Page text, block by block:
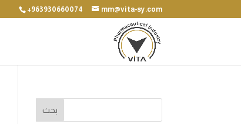
+963930660074 mm@vita-sy.com